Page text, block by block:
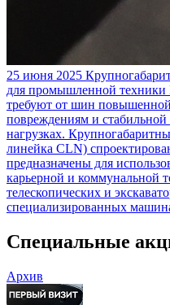
25 июня 2025
для промышленной техники
требуют от шин
повреждениям и
нагрузках.
линейка CLN)
предназначены для
карьерной и коммунальной
телескопических и
специализированных
Специальные
Архив